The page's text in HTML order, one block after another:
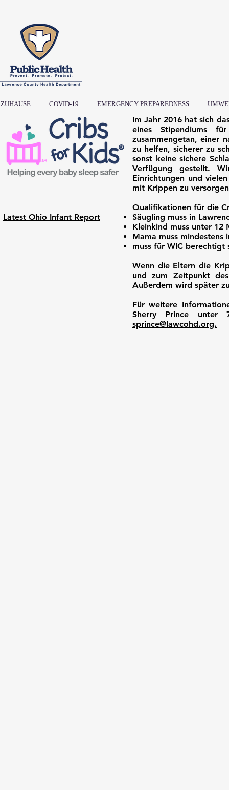
ZUHAUSE COVID-19 EMERGENCY PREPAREDNESS
Latest Ohio Infant Report
Im Jahr 2016 hat sich
eines Stipendiums
zusammengetan, einer
zu helfen, sicherer zu
sonst keine sichere
Verfügung gestellt.
Einrichtungen und
mit Krippen zu
Qualifikationen für die
Säugling muss in
Kleinkind muss unter 12
Mama muss mindestens
muss für WIC berechtigt
Wenn die Eltern die
und zum Zeitpunkt
Außerdem wird später
Für weitere
Sherry Prince unter
sprince@lawcohd.org.